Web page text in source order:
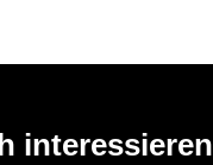
interessieren